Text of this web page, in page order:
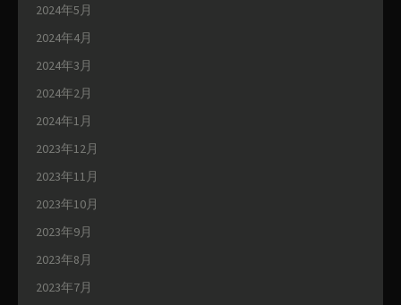
2024年5月
2024年4月
2024年3月
2024年2月
2024年1月
2023年12月
2023年11月
2023年10月
2023年9月
2023年8月
2023年7月